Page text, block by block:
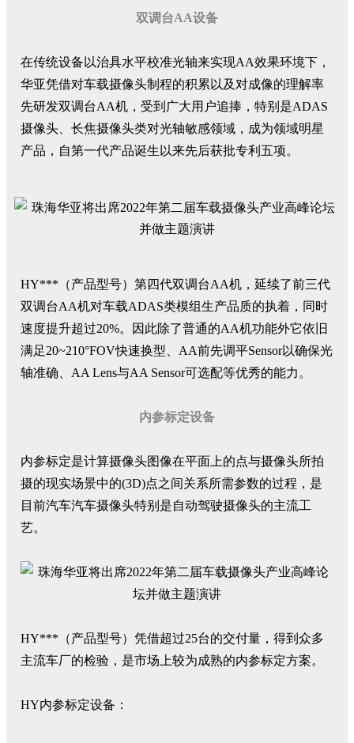
双调台AA设备
在传统设备以治具水平校准光轴来实现AA效果环境下，
华亚凭借对车载摄像头制程的积累以及对成像的理解率
先研发双调台AA机，受到广大用户追捧，特别是ADAS
摄像头、长焦摄像头类对光轴敏感领域，成为领域明星
产品，自第一代产品诞生以来先后获批专利五项。
HY***（产品型号）第四代双调台AA机，延续了前三代
双调台AA机对车载ADAS类模组生产品质的执着，同时
速度提升超过20%。
因此除了普通的AA机功能外它依旧
满足20~210°FOV快速换型、AA前先调平Sensor以确保光
轴准确、AA Lens与AA Sensor可选配等优秀的能力。
内参标定设备
内参标定是计算摄像头图像在平面上的点与摄像头所拍
摄的现实场景中的(3D)点之间关系所需参数的过程，是
目前汽车汽车摄像头特别是自动驾驶摄像头的主流工
艺。
HY***（产品型号）凭借超过25台的交付量，得到众多
主流车厂的检验，是市场上较为成熟的内参标定方案。
HY内参标定设备：